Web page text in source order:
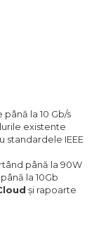
la 10 Gb/s
existente
IEEE
până la 90W
la 10Gb
și rapoarte